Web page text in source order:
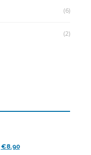
(6)
(2)
Il
€8.90Il